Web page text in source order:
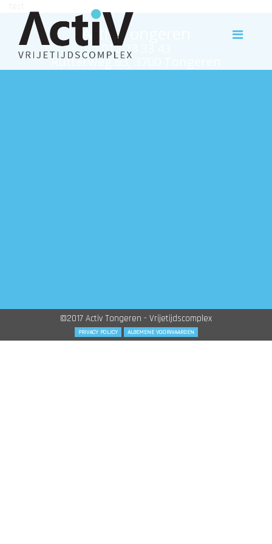
Activ Tongeren
012 23 33 43
Rutterweg 63, 3700 Tongeren
©2017 Activ Tongeren - Vrijetijdscomplex
PRIVACY POLICY ALGEMENE VOORWAARDEN